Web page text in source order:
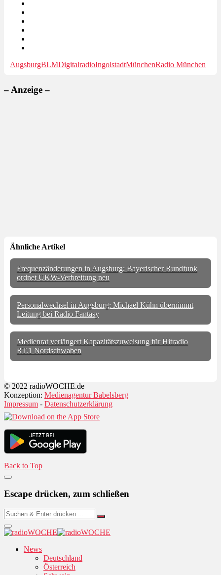
AugsburgBLMDigitalradioIngolstadtMünchenRadio München
– Anzeige –
Ähnliche Artikel
Frequenzänderungen in Augsburg: Bayerischer Rundfunk
ordnet UKW-Verbreitung neu
Personalwechsel in Augsburg: Michael Kühn übernimmt
Leitung bei Radio Fantasy
Medienrat verlängert Kapazitätszuweisung für Hitradio
RT.1 Nordschwaben
© 2022 radioWOCHE.de
Konzeption: Medienagentur Babelsberg
Impressum - Datenschutzerklärung
Back to Top
Escape drücken, zum schließen
News
Deutschland
Österreich